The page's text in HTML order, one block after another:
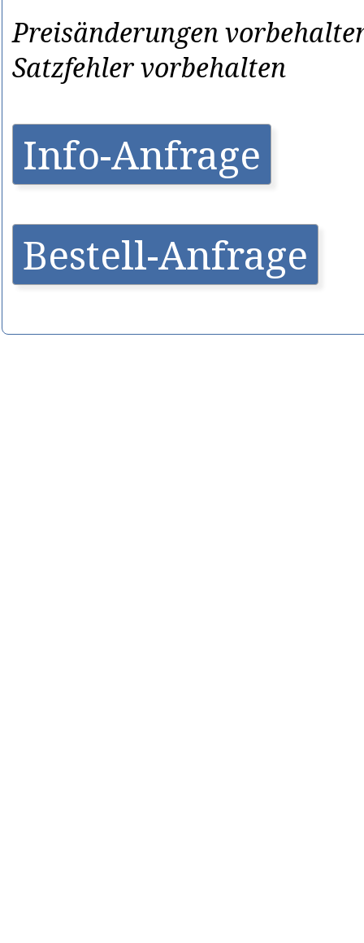
Preisänderungen
Satzfehler vorbehalten
Info-Anfrage
Bestell-Anfrage